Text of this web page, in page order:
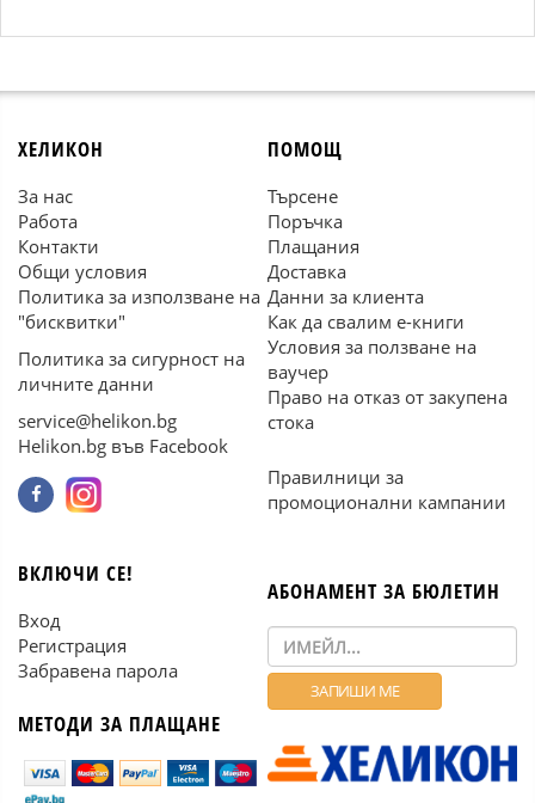
ХЕЛИКОН
За нас
Работа
Контакти
Общи условия
Политика за използване на
"бисквитки"
Политика за сигурност на
личните данни
service@helikon.bg
Helikon.bg във Facebook
ПОМОЩ
Търсене
Поръчка
Плащания
Доставка
Данни за клиента
Как да свалим е-книги
Условия за ползване на
ваучер
Право на отказ от закупена
стока
Правилници за
промоционални кампании
ВКЛЮЧИ СЕ!
Вход
Регистрация
Забравена парола
МЕТОДИ ЗА ПЛАЩАНЕ
АБОНАМЕНТ ЗА БЮЛЕТИН